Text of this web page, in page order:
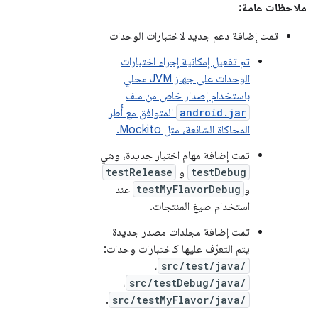
ملاحظات عامة:
تمت إضافة دعم جديد لاختبارات الوحدات
تم تفعيل إمكانية إجراء اختبارات
الوحدات على جهاز JVM محلي
باستخدام إصدار خاص من ملف
android.jar المتوافق مع أُطر
المحاكاة الشائعة، مثل Mockito.
تمت إضافة مهام اختبار جديدة، وهي
testDebug و testRelease
و testMyFlavorDebug عند
استخدام صيغ المنتجات.
تمت إضافة مجلدات مصدر جديدة
يتم التعرّف عليها كاختبارات وحدات:
src/test/java/ ،
src/testDebug/java/ ،
src/testMyFlavor/java/
.